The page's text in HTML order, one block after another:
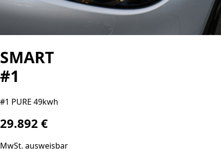
SMART
#1
#1 PURE 49kwh
29.892 €
MwSt. ausweisbar